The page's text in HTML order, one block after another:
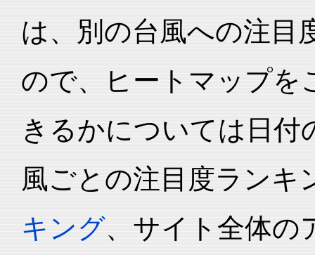
は、別の台風への注目
ので、ヒートマップを
きるかについては日付
風ごとの注目度ランキ
キング、サイト全体の